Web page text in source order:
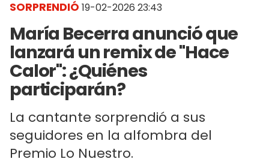
SORPRENDIÓ 19-02-2026 23:43
María Becerra anunció que
lanzará un remix de "Hace
Calor": ¿Quiénes
participarán?
La cantante sorprendió a sus
seguidores en la alfombra del
Premio Lo Nuestro.